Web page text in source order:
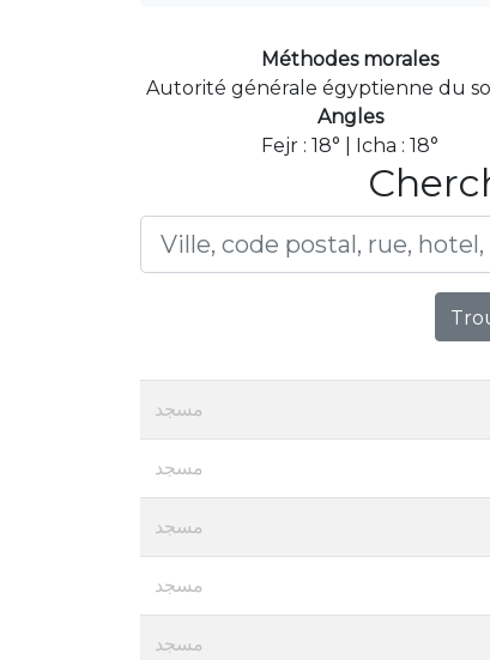
Méthodes morales
Autorité générale égyptienne du
Angles
Fejr : 18° | Icha : 18°
مسجد
مسجد
مسجد
مسجد
مسجد